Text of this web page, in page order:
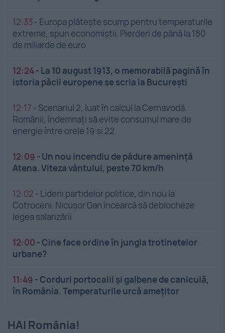
12:33 - Europa plătește scump pentru temperaturile
extreme, spun economiștii. Pierderi de până la 180
de miliarde de euro
12:24- La 10 august 1913, o memorabilă pagină în
istoria păcii europene se scria la București
12:17 - Scenariul 2, luat în calcul la Cernavodă.
Românii, îndemnați să evite consumul mare de
energie între orele 19 și 22
12:09 - Un nou incendiu de pădure amenință
Atena. Viteza vântului, peste 70 km/h
12:02 - Liderii partidelor politice, din nou la
Cotroceni. Nicușor Dan încearcă să deblocheze
legea salarizării
12:00 -Cine face ordine în jungla trotinetelor
urbane?
11:49 -Corduri portocalii și galbene de caniculă,
în România. Temperaturile urcă amețitor
HAI România!